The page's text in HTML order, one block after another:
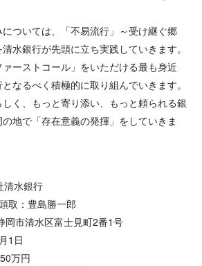
ついては、「不易流行」～受け継ぐ郷
水銀行が先頭に立ち実践していきます。
ーストコール」をいただける最も身近
なるべく積極的に取り組んでいきます。
く、もっと寄り添い、もっと頼られる銀
地で「存在意義の発揮」をしていきま
水銀行
：豊島勝一郎
岡市清水区富士見町2番1号
1日
万円